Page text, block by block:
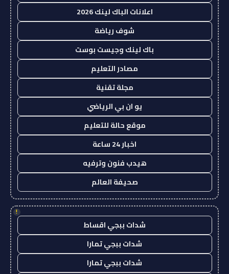
اعلانات الباك لينك 2026
شوف رياضة
باك لينك وجيست بوست
مصادر التعليم
مجلة تقنية
يو ان بي الرياضي
موقع حالة للتعليم
اخبار 24 ساعة
هيدب فنون وترفيه
صحيفة العالم
!
شدات ببجي اقساط
شدات ببجي تمارا
شدات ببجي تمارا